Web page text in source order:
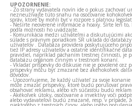
UPOZORNENIE:
- Zo strany vydavateľa novín ide o pokus zachovať
nezneužívajte túto snahu na osočovanie
správ, ktoré by mohli byť v rozpore s platnou
- Nešírte neoverené informácie a hoaxy. Šírte len
podľa možnosti ho uvádzajte.
- Komunikácia medzi užívateľmi a diskutujúcimi
súlade s právnym poriadkom SR ukladá do
užívateľov . Databáza providera poskytujúceho
tiež IP adresy užívateľov a ostatné identifikačné
pravidiel, napríklad páchaním trestnej činnosti, je
databázu orgánom činným v trestnom konaní.
- Vkladať príspevky do diskusie nie je povolené cez
príspevky môžu byť zmazané bez akéhokoľvek
dôvodov.
- Upozorňujeme, že každý užívateľ za svoje
môže zmazať príspevky, ktoré budú porušovať
obsahovať reklamu, alebo ich súčasťou budú
- Akékoľvek útoky, osočovanie a invektívy voči
alebo vydavateľovi budú zmazané, resp. v prípade,